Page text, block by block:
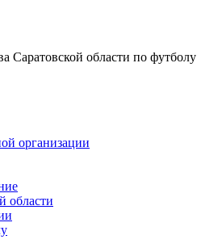
Саратовской области по футболу
организации
области